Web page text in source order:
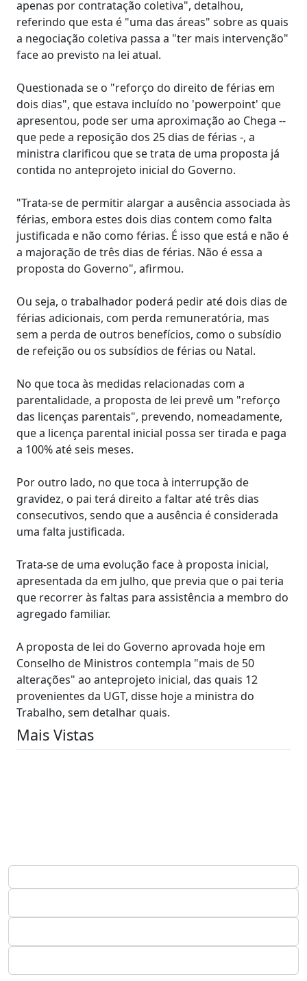
apenas por contratação coletiva", detalhou,
referindo que esta é "uma das áreas" sobre as quais
a negociação coletiva passa a "ter mais intervenção"
face ao previsto na lei atual.
Questionada se o "reforço do direito de férias em
dois dias", que estava incluído no 'powerpoint' que
apresentou, pode ser uma aproximação ao Chega --
que pede a reposição dos 25 dias de férias -, a
ministra clarificou que se trata de uma proposta já
contida no anteprojeto inicial do Governo.
"Trata-se de permitir alargar a ausência associada às
férias, embora estes dois dias contem como falta
justificada e não como férias. É isso que está e não é
a majoração de três dias de férias. Não é essa a
proposta do Governo", afirmou.
Ou seja, o trabalhador poderá pedir até dois dias de
férias adicionais, com perda remuneratória, mas
sem a perda de outros benefícios, como o subsídio
de refeição ou os subsídios de férias ou Natal.
No que toca às medidas relacionadas com a
parentalidade, a proposta de lei prevê um "reforço
das licenças parentais", prevendo, nomeadamente,
que a licença parental inicial possa ser tirada e paga
a 100% até seis meses.
Por outro lado, no que toca à interrupção de
gravidez, o pai terá direito a faltar até três dias
consecutivos, sendo que a ausência é considerada
uma falta justificada.
Trata-se de uma evolução face à proposta inicial,
apresentada da em julho, que previa que o pai teria
que recorrer às faltas para assistência a membro do
agregado familiar.
A proposta de lei do Governo aprovada hoje em
Conselho de Ministros contempla "mais de 50
alterações" ao anteprojeto inicial, das quais 12
provenientes da UGT, disse hoje a ministra do
Trabalho, sem detalhar quais.
Mais Vistas